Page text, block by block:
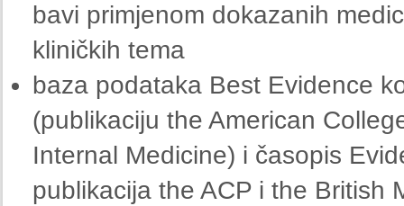
bavi primjenom dokazanih
kliničkih tema
baza podataka Best Evidence
(publikaciju the American
Internal Medicine) i časopis
publikacija the ACP i the British